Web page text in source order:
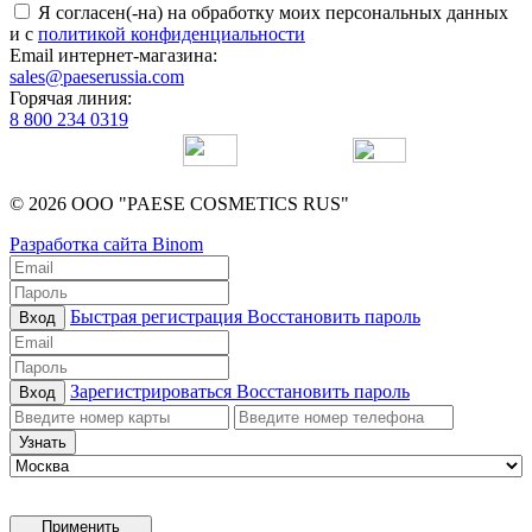
Я согласен(-на) на обработку моих персональных данных
и с политикой конфиденциальности
Email интернет-магазина:
sales@paeserussia.com
Горячая линия:
8 800 234 0319
© 2026 ООО "PAESE COSMETICS RUS"
Разработка сайта Binom
Вход Быстрая регистрация Восстановить пароль
Вход Зарегистрироваться Восстановить пароль
Узнать
Применить